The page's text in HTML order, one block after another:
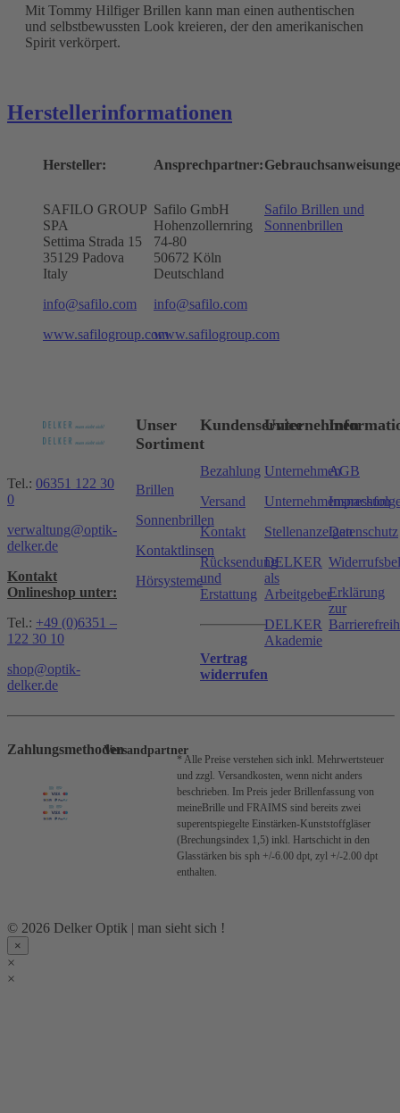
Mit Tommy Hilfiger Brillen kann man einen authentischen
und selbstbewussten Look kreieren, der den amerikanischen
Spirit verkörpert.
Herstellerinformationen
Hersteller:
SAFILO GROUP
SPA
Settima Strada 15
35129 Padova
Italy
info@safilo.com
www.safilogroup.com
Ansprechpartner:
Safilo GmbH
Hohenzollernring
74-80
50672 Köln
Deutschland
info@safilo.com
www.safilogroup.com
Safilo Brillen und
Sonnenbrillen
Tel.: 06351 122 30
0
verwaltung@optik-
delker.de
Kontakt
Onlineshop unter:
Tel.: +49 (0)6351 –
122 30 10
shop@optik-
delker.de
Unser
Sortiment
Brillen
Sonnenbrillen
Kontaktlinsen
Hörsysteme
Kundenservice
Bezahlung
Versand
Kontakt
Rücksendung
und
Erstattung
Vertrag
widerrufen
Unternehmen
Unternehmen
Stellenanzeigen
DELKER
als
Arbeitgeber
DELKER
Akademie
AGB
Impressum
Datenschutz
Erklärung
zur
ZahlungsmethodenVersandpartner
* Alle Preise verstehen sich inkl. Mehrwertsteuer
und zzgl. Versandkosten, wenn nicht anders
beschrieben. Im Preis jeder Brillenfassung von
meineBrille und FRAIMS sind bereits zwei
superentspiegelte Einstärken-Kunststoffgläser
(Brechungsindex 1,5) inkl. Hartschicht in den
Glasstärken bis sph +/-6.00 dpt, zyl +/-2.00 dpt
enthalten.
© 2026 Delker Optik | man sieht sich !
×
×
×